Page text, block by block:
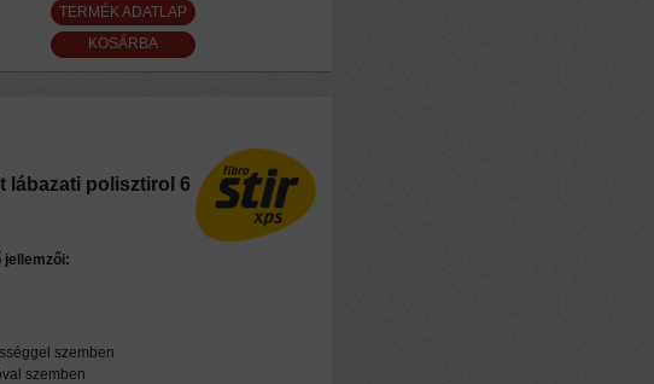
TERMÉK ADATLAP
lábazati polisztirol 6
jellemzői:
szemben
szemben